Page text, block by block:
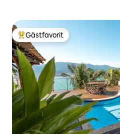
Populär gästfavorit
Gästfavorit